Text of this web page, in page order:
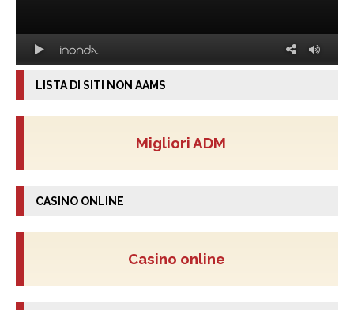
LISTA DI SITI NON AAMS
Migliori ADM
CASINO ONLINE
Casino online